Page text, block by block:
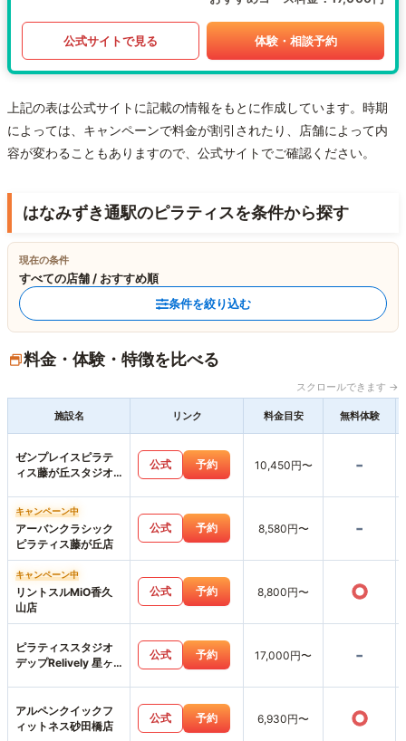
公式サイトで見る 体験・相談予約
上記の表は公式サイトに記載の情報をもとに作成しています。時期
によっては、キャンペーンで料金が割引されたり、店舗によって内
容が変わることもありますので、公式サイトでご確認ください。
はなみずき通駅のピラティスを条件から探す
現在の条件
すべての店舗 / おすすめ順
条件を絞り込む
料金・体験・特徴を比べる
スクロールできます →
施設名 リンク 料金目安 無料体験
ゼンプレイスピラテ
ィス藤が丘スタジオ
公式 予約 10,450円〜 -
キャンペーン中
アーバンクラシック
ピラティス藤が丘店
公式 予約 8,580円〜 -
キャンペーン中
リントスルMiO香久
山店
公式 予約 8,800円〜 ○
ピラティススタジオ
デップRelively 星ヶ
公式 予約 17,000円〜 -
アルペンクイックフ
ィットネス砂田橋店
公式 予約 6,930円〜 ○